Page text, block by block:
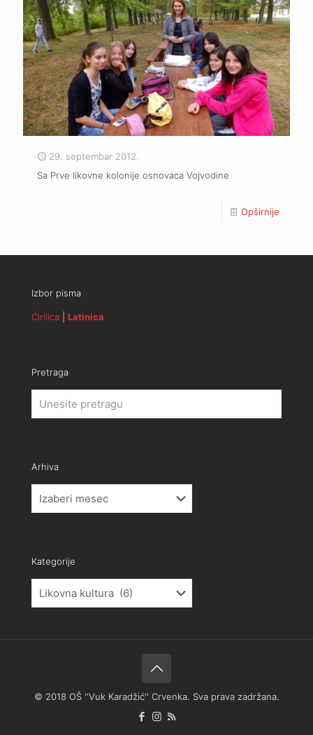
29. septembar 2012.
Sa Prve likovne kolonije osnovaca Vojvodine
Opširnije
Izbor pisma
Ćirilica Latinica
Pretraga
Arhiva
Kategorije
© 2018 OŠ ''Vuk Karadžić'' Crvenka. Sva prava zadržana.